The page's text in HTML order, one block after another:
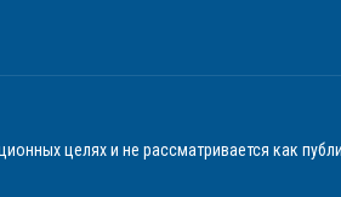
целях и не рассматривается как